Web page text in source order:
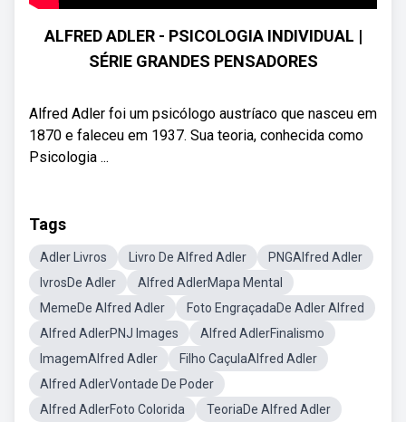
ALFRED ADLER - PSICOLOGIA INDIVIDUAL |
SÉRIE GRANDES PENSADORES
Alfred Adler foi um psicólogo austríaco que nasceu em
1870 e faleceu em 1937. Sua teoria, conhecida como
Psicologia ...
Tags
Adler Livros Livro De Alfred Adler
PNGAlfred Adler
IvrosDe Adler
Alfred AdlerMapa Mental
MemeDe Alfred Adler
Foto EngraçadaDe Adler Alfred
Alfred AdlerPNJ Images
Alfred AdlerFinalismo
ImagemAlfred Adler
Filho CaçulaAlfred Adler
Alfred AdlerVontade De Poder
Alfred AdlerFoto Colorida
TeoriaDe Alfred Adler